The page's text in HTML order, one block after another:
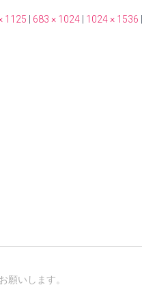
1125 683 × 1024 1024 × 1536
願いします。